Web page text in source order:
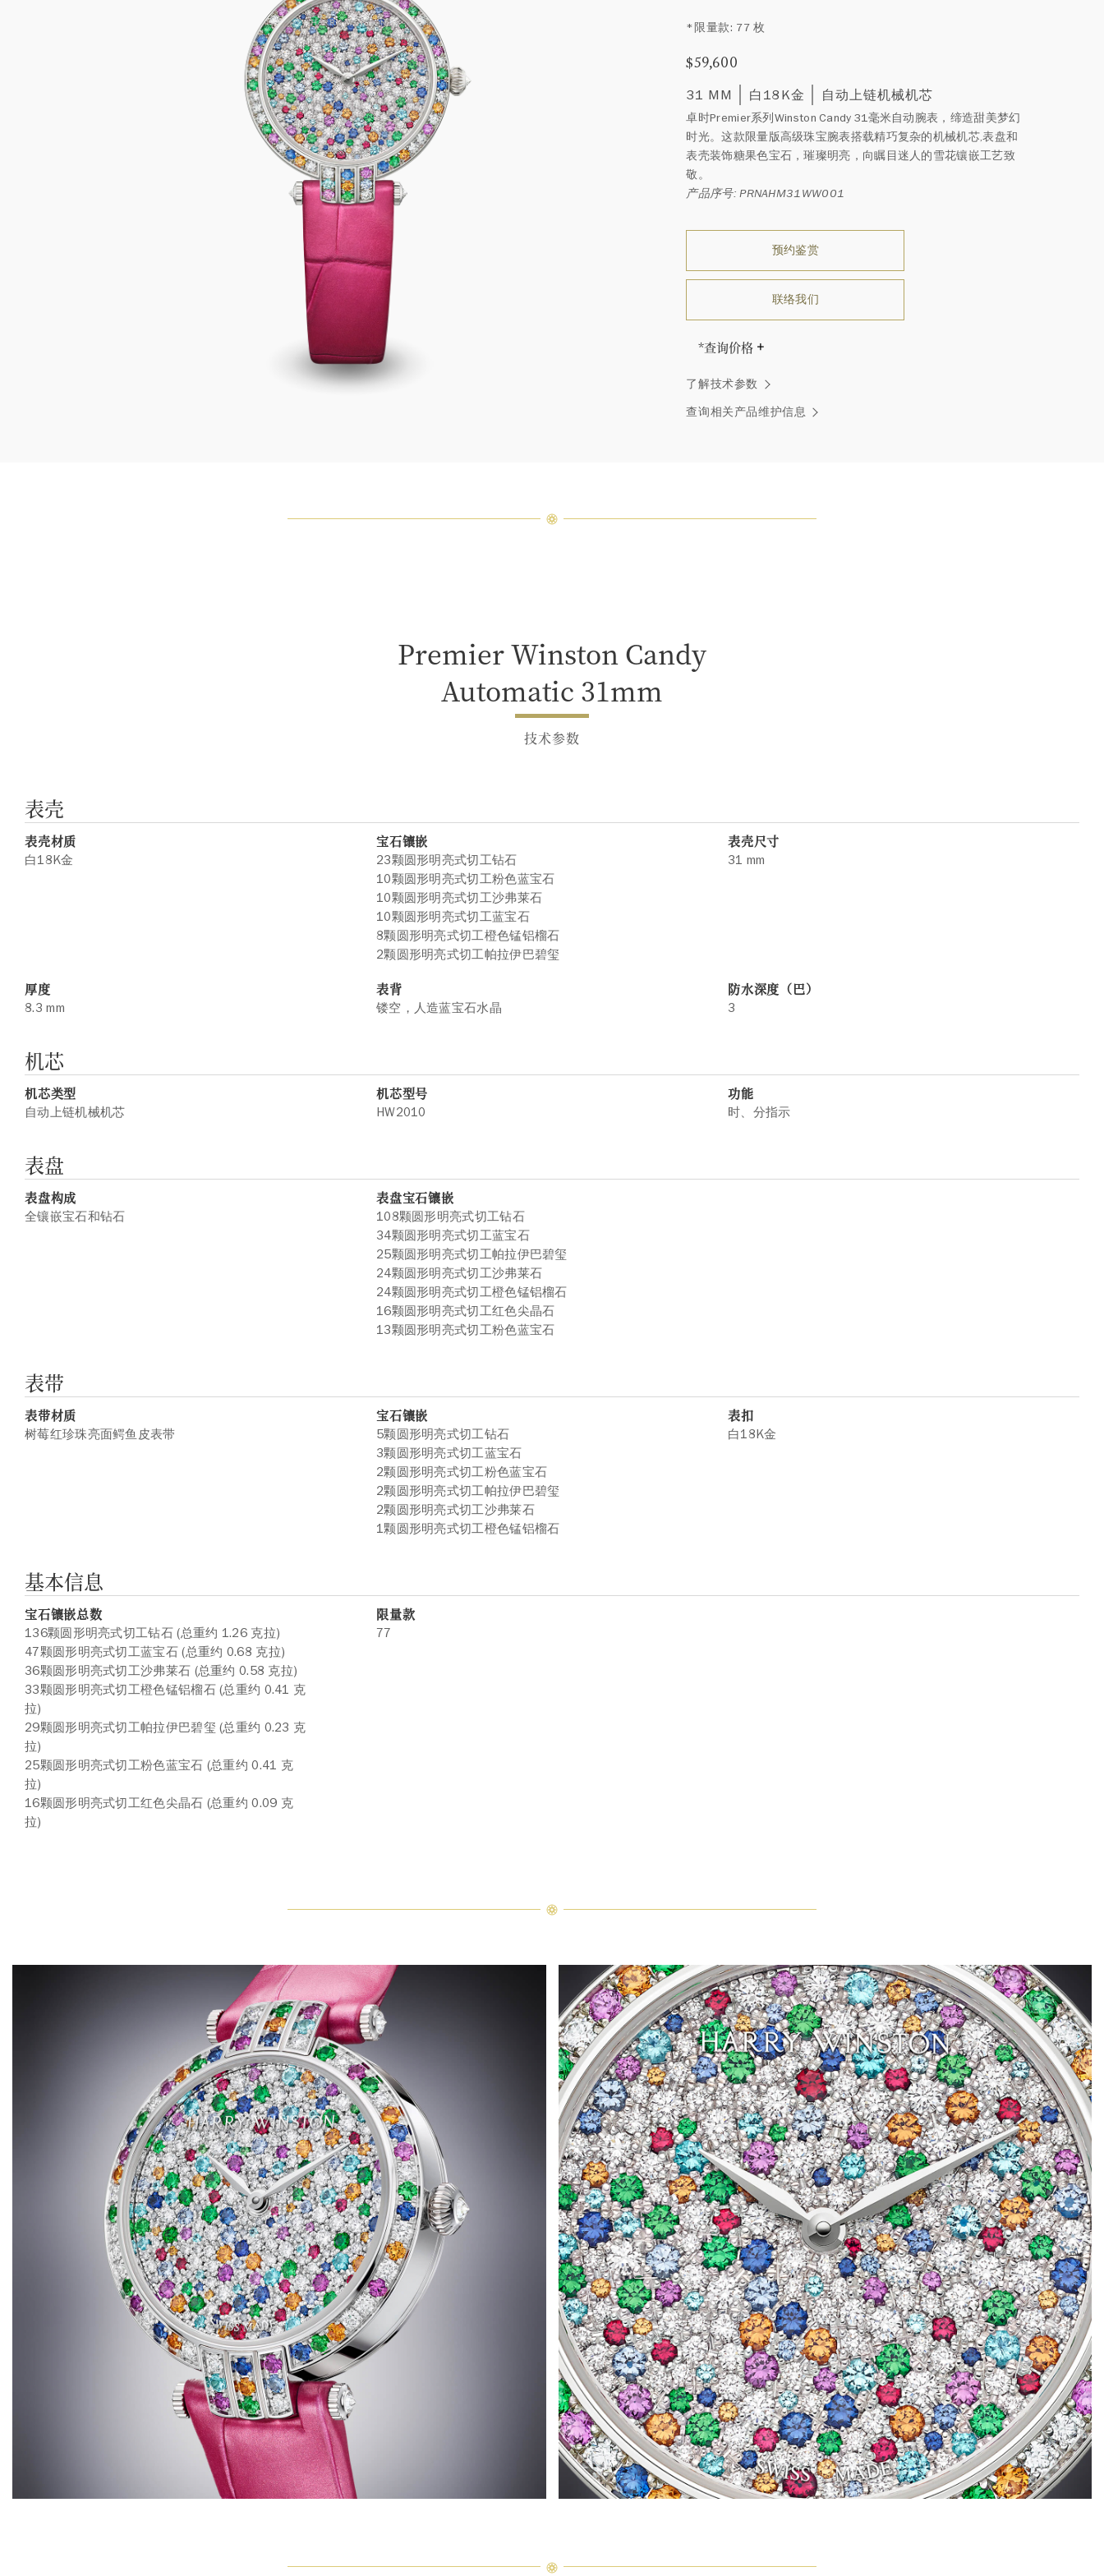
*限量款: 77 枚
$59,600
31 MM 白18K金 自动上链机械机芯
卓时Premier系列Winston Candy 31毫米自动腕表，缔造甜美梦幻
时光。这款限量版高级珠宝腕表搭载精巧复杂的机械机芯,表盘和
表壳装饰糖果色宝石，璀璨明亮，向瞩目迷人的雪花镶嵌工艺致
敬。
产品序号: PRNAHM31WW001
预约鉴赏
联络我们
*查询价格
顿的每一件高级珠宝作品也是如此：每个宝石皆与众不同而采用独
特镶嵌方式，重量和宝石的等级亦不尽相同。如有疑问，敬请咨询
客户服务。
了解技术参数
查询相关产品维护信息
Premier Winston Candy
Automatic 31mm
技术参数
表壳
表壳材质
白18K金
宝石镶嵌
23颗圆形明亮式切工钻石
10颗圆形明亮式切工粉色蓝宝石
10颗圆形明亮式切工沙弗莱石
10颗圆形明亮式切工蓝宝石
8颗圆形明亮式切工橙色锰铝榴石
2颗圆形明亮式切工帕拉伊巴碧玺
表壳尺寸
31 mm
厚度
8.3 mm
表背
镂空，人造蓝宝石水晶
防水深度（巴）
3
机芯
机芯类型
自动上链机械机芯
机芯型号
HW2010
功能
时、分指示
表盘
表盘构成
全镶嵌宝石和钻石
表盘宝石镶嵌
108颗圆形明亮式切工钻石
34颗圆形明亮式切工蓝宝石
25颗圆形明亮式切工帕拉伊巴碧玺
24颗圆形明亮式切工沙弗莱石
24颗圆形明亮式切工橙色锰铝榴石
16颗圆形明亮式切工红色尖晶石
13颗圆形明亮式切工粉色蓝宝石
表带
表带材质
树莓红珍珠亮面鳄鱼皮表带
宝石镶嵌
5颗圆形明亮式切工钻石
3颗圆形明亮式切工蓝宝石
2颗圆形明亮式切工粉色蓝宝石
2颗圆形明亮式切工帕拉伊巴碧玺
2颗圆形明亮式切工沙弗莱石
1颗圆形明亮式切工橙色锰铝榴石
表扣
白18K金
基本信息
宝石镶嵌总数
136颗圆形明亮式切工钻石 (总重约 1.26 克拉)
47颗圆形明亮式切工蓝宝石 (总重约 0.68 克拉)
36颗圆形明亮式切工沙弗莱石 (总重约 0.58 克拉)
33颗圆形明亮式切工橙色锰铝榴石 (总重约 0.41 克
拉)
29颗圆形明亮式切工帕拉伊巴碧玺 (总重约 0.23 克
拉)
25颗圆形明亮式切工粉色蓝宝石 (总重约 0.41 克
拉)
16颗圆形明亮式切工红色尖晶石 (总重约 0.09 克
拉)
限量款
77